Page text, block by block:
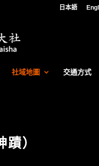
日本語
社域地圖 交通方式
）